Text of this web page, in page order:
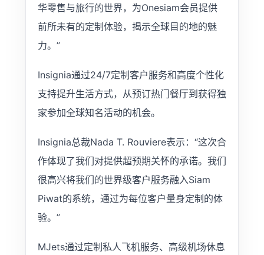
华零售与旅行的世界，为Onesiam会员提供
前所未有的定制体验，揭示全球目的地的魅
力。”
Insignia通过24/7定制客户服务和高度个性化
支持提升生活方式，从预订热门餐厅到获得独
家参加全球知名活动的机会。
Insignia总裁Nada T. Rouviere表示：“这次合
作体现了我们对提供超预期关怀的承诺。我们
很高兴将我们的世界级客户服务融入Siam
Piwat的系统，通过为每位客户量身定制的体
验。”
MJets通过定制私人飞机服务、高级机场休息